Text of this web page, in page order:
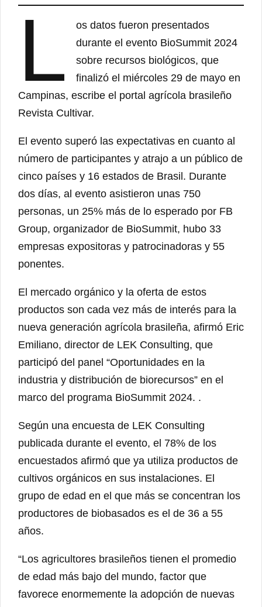
L
os datos fueron presentados
durante el evento BioSummit 2024
sobre recursos biológicos, que
finalizó el miércoles 29 de mayo en
Campinas, escribe el portal agrícola brasileño
Revista Cultivar.
El evento superó las expectativas en cuanto al
número de participantes y atrajo a un público de
cinco países y 16 estados de Brasil. Durante
dos días, al evento asistieron unas 750
personas, un 25% más de lo esperado por FB
Group, organizador de BioSummit, hubo 33
empresas expositoras y patrocinadoras y 55
ponentes.
El mercado orgánico y la oferta de estos
productos son cada vez más de interés para la
nueva generación agrícola brasileña, afirmó Eric
Emiliano, director de LEK Consulting, que
participó del panel “Oportunidades en la
industria y distribución de biorecursos” en el
marco del programa BioSummit 2024. .
Según una encuesta de LEK Consulting
publicada durante el evento, el 78% de los
encuestados afirmó que ya utiliza productos de
cultivos orgánicos en sus instalaciones. El
grupo de edad en el que más se concentran los
productores de biobasados ​​es el de 36 a 55
años.
“Los agricultores brasileños tienen el promedio
de edad más bajo del mundo, factor que
favorece enormemente la adopción de nuevas